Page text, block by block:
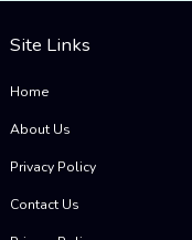
Site Links
Home
About Us
Privacy Policy
Contact Us